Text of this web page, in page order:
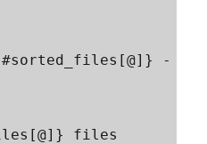
-
files